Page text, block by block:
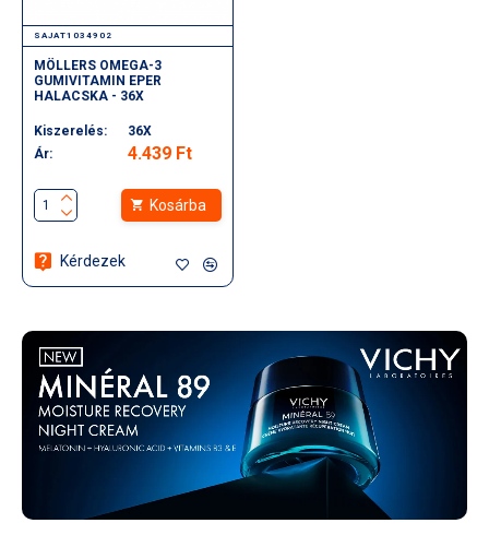
SAJAT1034902
MÖLLERS OMEGA-3
GUMIVITAMIN EPER
HALACSKA - 36X
Kiszerelés:
36X
Ár:
4.439 Ft
Kosárba
Kérdezek